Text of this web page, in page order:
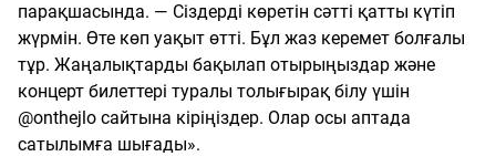
парақшасында. — Сіздерді көретін сәтті қатты күтіп
жүрмін. Өте көп уақыт өтті. Бұл жаз керемет болғалы
тұр. Жаңалықтарды бақылап отырыңыздар және
концерт билеттері туралы толығырақ білу үшін
@onthejlo сайтына кіріңіздер. Олар осы аптада
сатылымға шығады».